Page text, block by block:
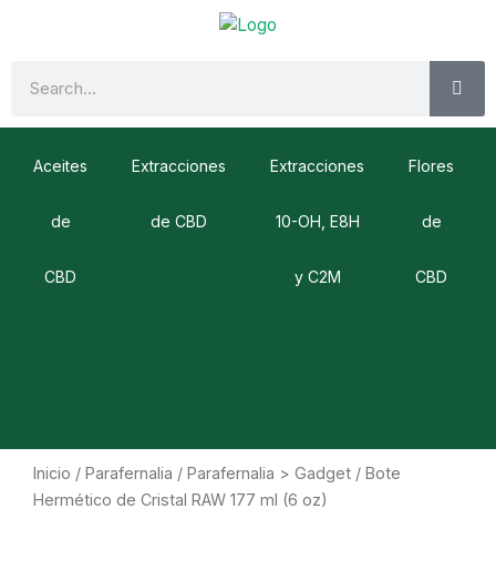
Aceites
de
CBD
Extracciones
de CBD
Extracciones
10-OH, E8H
y C2M
Flores
de
CBD
Inicio / Parafernalia / Parafernalia > Gadget / Bote
Hermético de Cristal RAW 177 ml (6 oz)